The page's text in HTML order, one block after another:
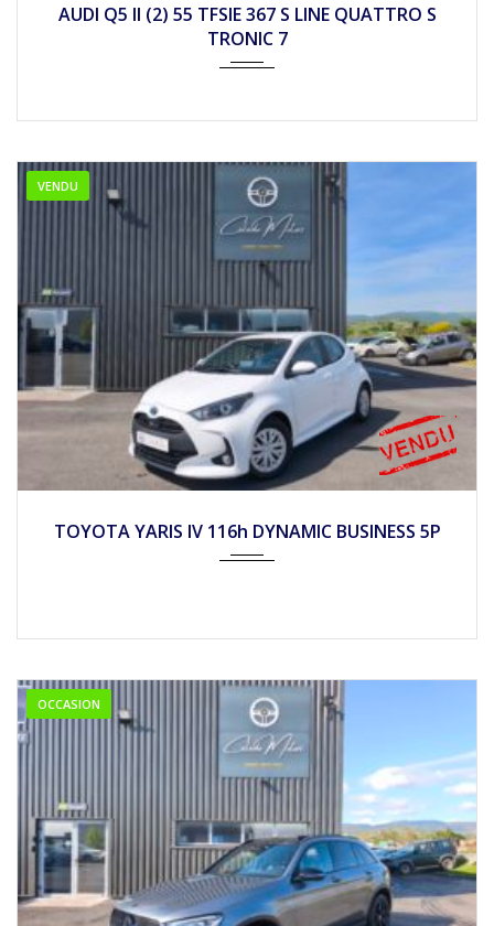
AUDI Q5 II (2) 55 TFSIE 367 S LINE QUATTRO S
TRONIC 7
VENDU
TOYOTA YARIS IV 116h DYNAMIC BUSINESS 5P
OCCASION